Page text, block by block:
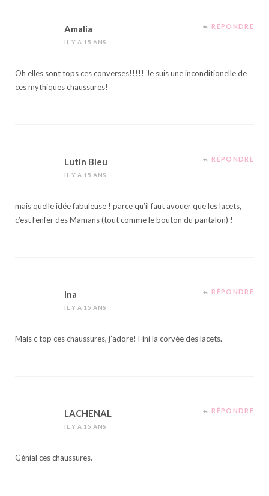
Amalia
IL Y A 15 ANS
RÉPONDRE
Oh elles sont tops ces converses!!!!! Je suis une inconditionelle de
ces mythiques chaussures!
Lutin Bleu
IL Y A 15 ANS
RÉPONDRE
mais quelle idée fabuleuse ! parce qu’il faut avouer que les lacets,
c’est l’enfer des Mamans (tout comme le bouton du pantalon) !
lna
IL Y A 15 ANS
RÉPONDRE
Mais c top ces chaussures, j’adore! Fini la corvée des lacets.
LACHENAL
IL Y A 15 ANS
RÉPONDRE
Génial ces chaussures.